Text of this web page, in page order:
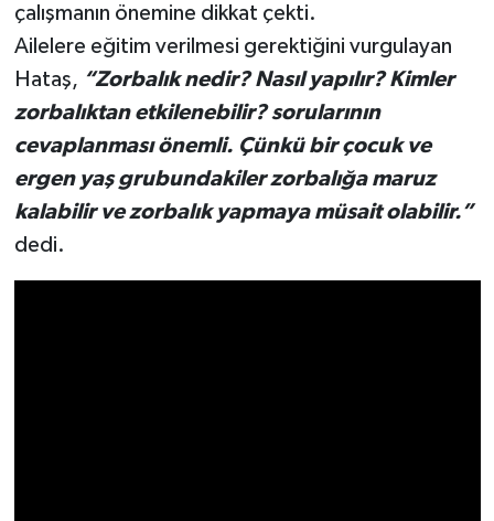
çalışmanın önemine dikkat çekti.
Ailelere eğitim verilmesi gerektiğini vurgulayan
Hataş, “Zorbalık nedir? Nasıl yapılır? Kimler
zorbalıktan etkilenebilir? sorularının
cevaplanması önemli. Çünkü bir çocuk ve
ergen yaş grubundakiler zorbalığa maruz
kalabilir ve zorbalık yapmaya müsait olabilir.”
dedi.
Pazarlar
Politika
Resmi İlan
Rüya Tabirleri